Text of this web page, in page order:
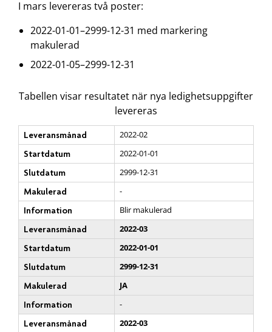
I mars levereras två poster:
2022-01-01–2999-12-31 med markering
makulerad
2022-01-05–2999-12-31
Tabellen visar resultatet när nya ledighetsuppgifter
levereras
Leveransmånad
2022-02
Startdatum
2022-01-01
Slutdatum
2999-12-31
Makulerad
-
Information
Blir makulerad
Leveransmånad
2022-03
Startdatum
2022-01-01
Slutdatum
2999-12-31
Makulerad
JA
Information
-
Leveransmånad
2022-03